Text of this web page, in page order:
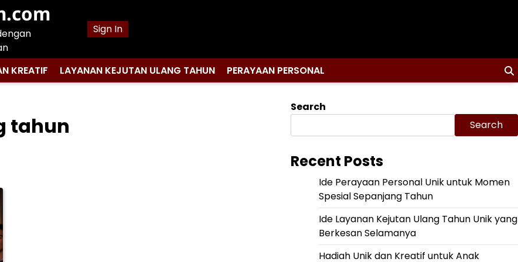
Sign In
KREATIF LAYANAN KEJUTAN ULANG TAHUN PERAYAAN PERSONAL
tahun
Search
Search
Recent Posts
Ide Perayaan Personal Unik untuk Momen
Spesial Sepanjang Tahun
Ide Layanan Kejutan Ulang Tahun Unik yang
Berkesan Selamanya
Hadiah Unik dan Kreatif untuk Anak